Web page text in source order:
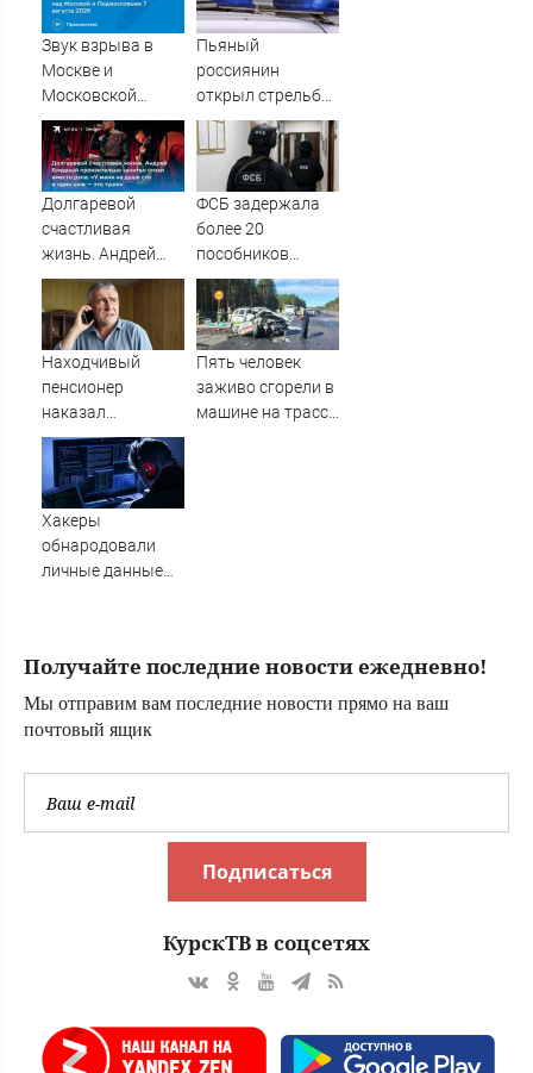
по логистическим
центрам
Звук взрыва в
Москве и
Московской
области 7 августа
2026 года:
Причины,
источник, откуда
Пьяный
россиянин
открыл стрельбу
по скорой
помощи и
полицейским
Долгаревой
счастливая
жизнь. Андрей
Бледный
пронзительно
зачитал стихи
вместо рэпа: «У
ФСБ задержала
более 20
пособников
украинских кол-
центров за
кибермошенничество
Находчивый
пенсионер
наказал
мошенников
изощренным
способом
Пять человек
заживо сгорели в
машине на трассе
Хакеры
обнародовали
личные данные
Новости на
Получайте последние новости ежедневно!
Мы отправим вам последние новости прямо на ваш
почтовый ящик
Подписаться
КурскТВ в соцсетях